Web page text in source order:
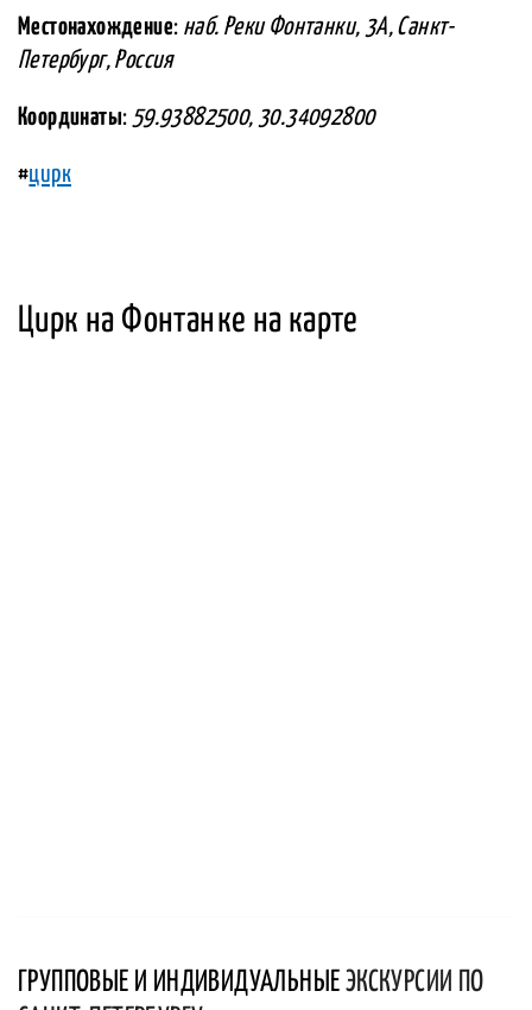
Местонахождение: наб. Реки Фонтанки, 3А, Санкт-
Петербург, Россия
Координаты: 59.93882500, 30.34092800
#цирк
Цирк на Фонтанке на карте
ГРУППОВЫЕ И ИНДИВИДУАЛЬНЫЕ ЭКСКУРСИИ ПО